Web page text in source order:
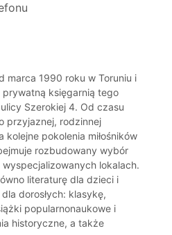
marca 1990 roku w Toruniu i
prywatną księgarnią tego
Szerokiej 4. Od czasu
przyjaznej, rodzinnej
pokolenia miłośników
rozbudowany wybór
lokalach.
literaturę dla dzieci i
dorosłych: klasykę,
popularnonaukowe i
historyczne, a także